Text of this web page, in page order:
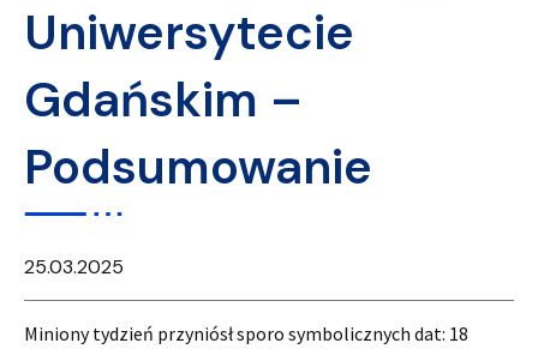
Uniwersytecie
Gdańskim –
Podsumowanie
25.03.2025
Miniony tydzień przyniósł sporo symbolicznych dat: 18